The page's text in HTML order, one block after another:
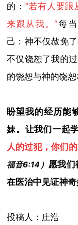
的 ： “若有人要跟
来跟从我。”每
己：神不仅赦免
不仅饶恕了我的
的饶恕与神的饶
盼望我的经历能
妹。让我们一起
人的过犯，你们
福音6:14 ） 愿我们
在医治中见证神奇
投稿人：庄浩